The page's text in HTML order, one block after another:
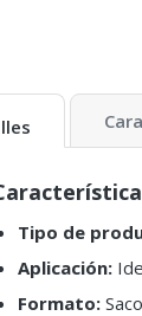
Tipo de
Aplicación:
Formato: